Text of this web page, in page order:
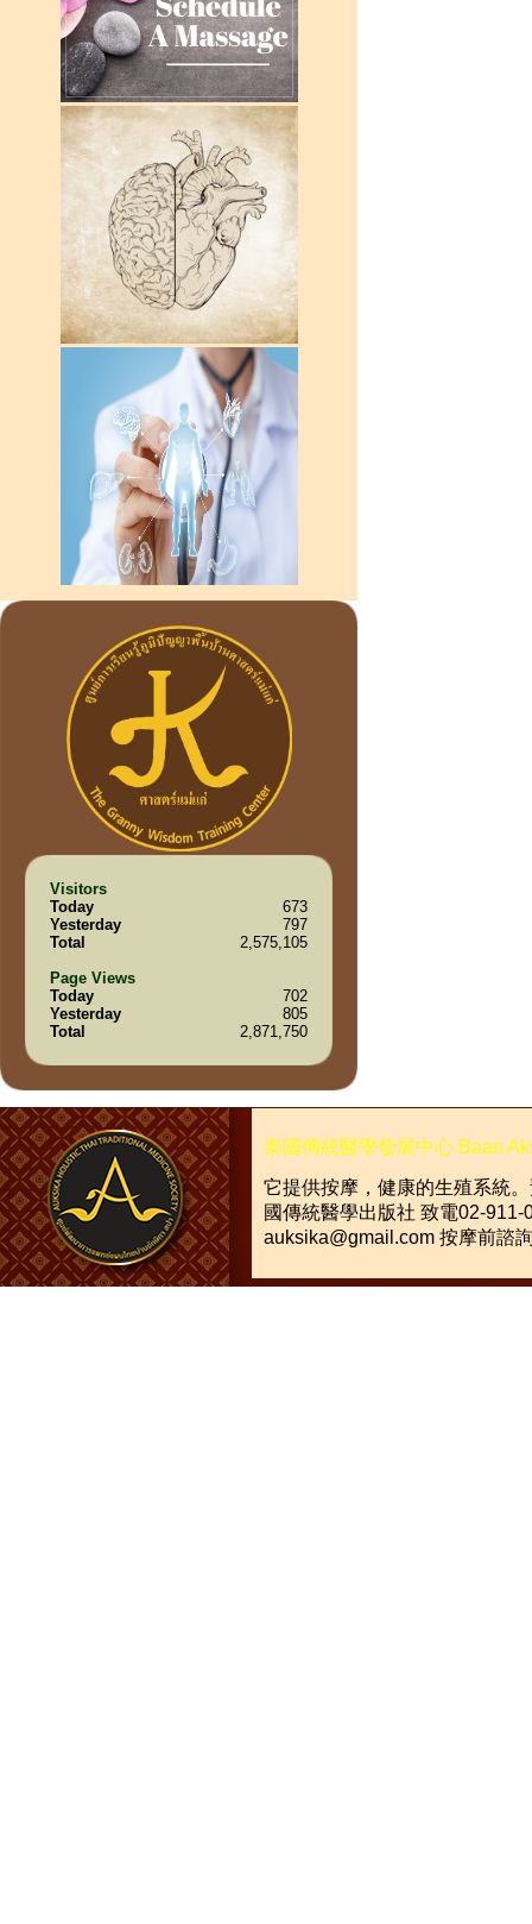
Visitors
Today
673
Yesterday
797
Total
2,575,105
Page Views
Today
702
Yesterday
805
Total
2,871,750
泰國傳統醫學發展中心 Baan
它提供按摩，健康的生殖系統。
國傳統醫學出版社 致電02-911-
auksika@gmail.com 按摩前諮